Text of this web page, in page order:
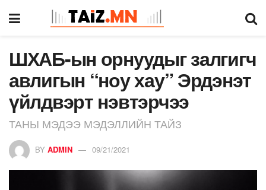
ШХАБ-ын орнуудыг залгигч
авлигын “ноу хау” Эрдэнэт
үйлдвэрт нэвтэрчээ
ТАНЫ МЭДЭЭ МЭДЭЛЛИЙН ТАЙЗ
BY ADMIN 09/21/2021